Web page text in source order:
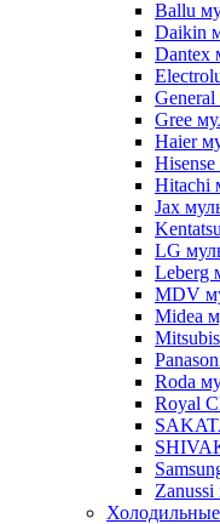
Ballu
Daikin
Dantex
Gree
Haier
Hitachi
Jax
LG
Leberg
MDV
Midea
Roda
Royal